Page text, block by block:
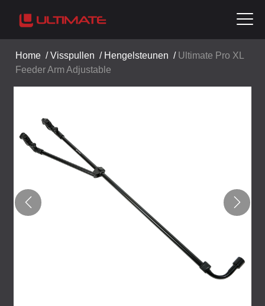
Home /Visspullen / Hengelsteunen / Ultimate Pro XL
Feeder Arm Adjustable